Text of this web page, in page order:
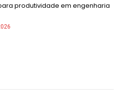
produtividade em engenharia